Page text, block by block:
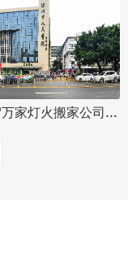
热烈祝贺万家灯火搬家公司中标深圳市人民医院龙华分院搬迁项目